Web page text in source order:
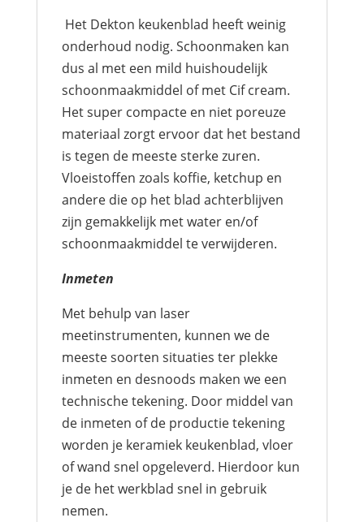
Het Dekton keukenblad heeft weinig
onderhoud nodig. Schoonmaken kan
dus al met een mild huishoudelijk
schoonmaakmiddel of met Cif cream.
Het super compacte en niet poreuze
materiaal zorgt ervoor dat het bestand
is tegen de meeste sterke zuren.
Vloeistoffen zoals koffie, ketchup en
andere die op het blad achterblijven
zijn gemakkelijk met water en/of
schoonmaakmiddel te verwijderen.
Inmeten
Met behulp van laser
meetinstrumenten, kunnen we de
meeste soorten situaties ter plekke
inmeten en desnoods maken we een
technische tekening. Door middel van
de inmeten of de productie tekening
worden je keramiek keukenblad, vloer
of wand snel opgeleverd. Hierdoor kun
je de het werkblad snel in gebruik
nemen.